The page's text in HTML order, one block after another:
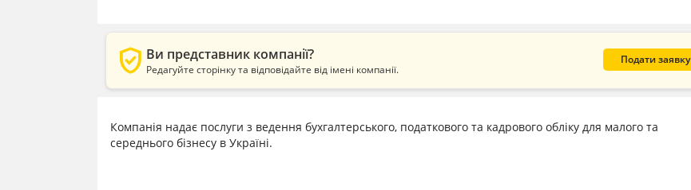
verified_user Ви представник компанії?
Редагуйте сторінку та відповідайте від імені компанії.
Подати заявку
Компанія надає послуги з ведення бухгалтерського, податкового та кадрового обліку для малого та
середнього бізнесу в Україні.